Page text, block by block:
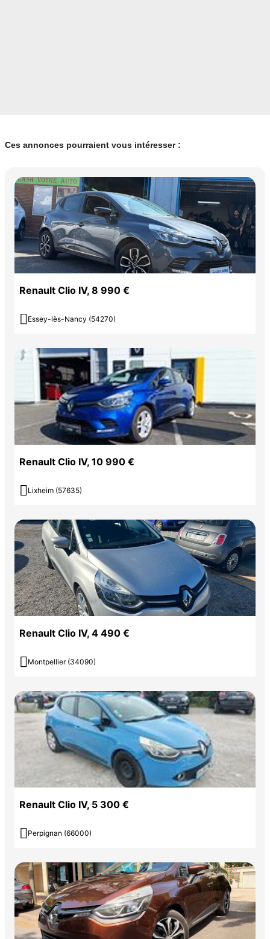
Ces annonces pourraient vous intéresser :
Renault Clio IV, 8 990 €
 Essey-lès-Nancy (54270)
Renault Clio IV, 10 990 €
 Lixheim (57635)
Renault Clio IV, 4 490 €
 Montpellier (34090)
Renault Clio IV, 5 300 €
 Perpignan (66000)